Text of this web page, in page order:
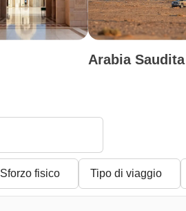
Arabia Saudita
Sforzo fisico Tipo di viaggio